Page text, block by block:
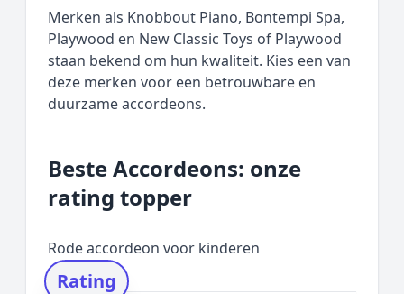
Merken als Knobbout Piano, Bontempi Spa,
Playwood en New Classic Toys of Playwood
staan bekend om hun kwaliteit. Kies een van
deze merken voor een betrouwbare en
duurzame accordeons.
Beste Accordeons: onze
rating topper
Rode accordeon voor kinderen
Rating